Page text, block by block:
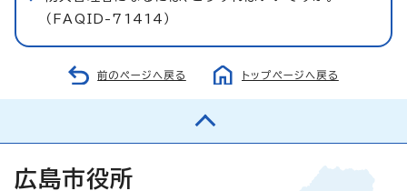
（FAQID-71414）
前のページへ戻る トップページへ戻る
広島市役所